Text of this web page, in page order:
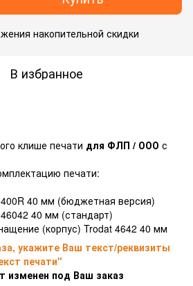
накопительной скидки
В избранное
клише печати для ФЛП / ООО с
печати:
40 мм (бюджетная версия)
40 мм (стандарт)
(корпус) Trodat 4642 40 мм
укажите Ваш текст/реквизиты
печати"
изменен под Ваш заказ